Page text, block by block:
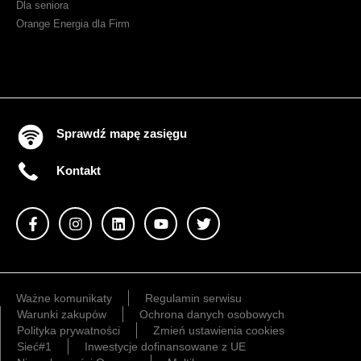
Dla seniora
Orange Energia dla Firm
Sprawdź mapę zasięgu
Kontakt
Ważne komunikaty
Regulamin serwisu
Warunki zakupów
Ochrona danych osobowych
Polityka prywatności
Zmień ustawienia cookies
Sieć#1
Inwestycje dofinansowane z UE